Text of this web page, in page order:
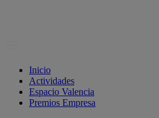
Inicio
Actividades
Espacio Valencia
Premios Empresa